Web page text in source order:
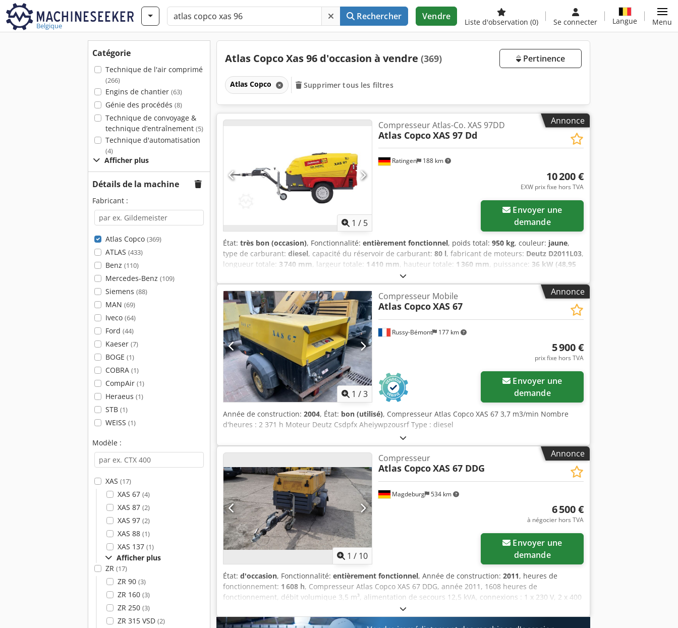
Belgique
Rechercher Vendre
Liste d'observation (0) Se connecter Langue Menu
Catégorie
Technique de l'air comprimé
(266)
Engins de chantier (63)
Génie des procédés (8)
Technique de convoyage &
technique d’entraînement (5)
Technique d'automatisation
(4)
Afficher plus
Détails de la machine
Fabricant :
Atlas Copco (369)
ATLAS (433)
Benz (110)
Mercedes-Benz (109)
Siemens (88)
MAN (69)
Iveco (64)
Ford (44)
Kaeser (7)
BOGE (1)
COBRA (1)
CompAir (1)
Heraeus (1)
STB (1)
WEISS (1)
Modèle :
XAS (17)
XAS 67 (4)
XAS 87 (2)
XAS 97 (2)
XAS 88 (1)
XAS 137 (1)
Afficher plus
ZR (17)
ZR 90 (3)
ZR 160 (3)
ZR 250 (3)
ZR 315 VSD (2)
Atlas Copco Xas 96 d'occasion à vendre (369) Pertinence
Atlas Copco Supprimer tous les filtres
Annonce
1 / 5
Ratingen 188 km
Compresseur Atlas-Co. XAS 97DD
Atlas CopcoXAS 97 Dd
10 200 €
EXW prix fixe hors TVA
demande
État: très bon (occasion), Fonctionnalité: entièrement fonctionnel, poids total: 950 kg, couleur: jaune,
type de carburant: diesel, capacité du réservoir de carburant: 80 l, fabricant de moteurs: Deutz D2011L03,
longueur totale: 3 740 mm, largeur totale: 1 410 mm, hauteur totale: 1 360 mm, puissance: 36 kW (48,95
, pression de service:7 barre
barre, niveau sonore:98 dB, Année de construction:2016, heures de fonctionnement:1 190 h, prochaine
inspection (TÜV):04/2025, numéro de machine/véhicule:APP418299, Équipement:
Vérification de
sécurité selon les normes UVV, - Capot et carrosserie en polyéthylène résistant aux chocs et robuste -
frein à inertie et de stationnement avec recul automatique Cjdpfjtwz Ezex Ahuerf - Huileur d'outils - Au
choix, anneau d'attelage DIN pour camion ou boule d'attelage pour voiture, dispositif d'attelage réglable
en hauteur Prochain contrôle du réservoir sous pression selon la directive 87/404/CEE à effectuer en mai
2026 Si vous avez des questions, n'hésitez pas à nous contacter personnellement.
Annonce
1 /3
Russy-Bémont 177 km
Compresseur Mobile
Atlas CopcoXAS 67
5 900 €
prix fixe hors TVA
demande
Année de construction: 2004, État: bon (utilisé), Compresseur Atlas Copco XAS 67 3,7 m3/min Nombre
d'heures : 2 371 h Moteur Deutz Csdpfx Aheiywpzousrf Type : diesel
Annonce
1 / 10
Magdeburg 534 km
Compresseur
Atlas CopcoXAS 67 DDG
6 500 €
à négocier hors TVA
demande
État: d'occasion, Fonctionnalité: entièrement fonctionnel, Année de construction: 2011, heures de
fonctionnement: 1 608 h, Compresseur Atlas Copco XAS 67 DDG, année 2011, 1608 heures de
fonctionnement, débit volumique 3,5 m³, alimentation de secours 12,5 kVA, connexions : 1 x 230 V, 2 x 400
V, N° de série YA3062565B0165591, homologation disponible. Crsdpfxszbiivo Ahuof